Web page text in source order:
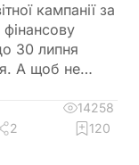
кампанії за
30 липня
А щоб не
14258
2 120